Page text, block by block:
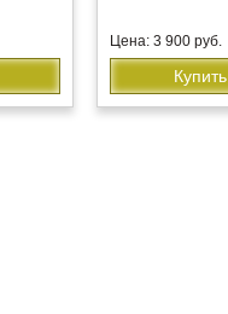
Цена: 3 900 руб.
Купить